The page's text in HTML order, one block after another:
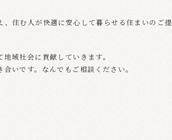
、住む人が快適に安心して暮らせる住まいのご提
域社会に貢献していきます。
いです。なんでもご相談ください。